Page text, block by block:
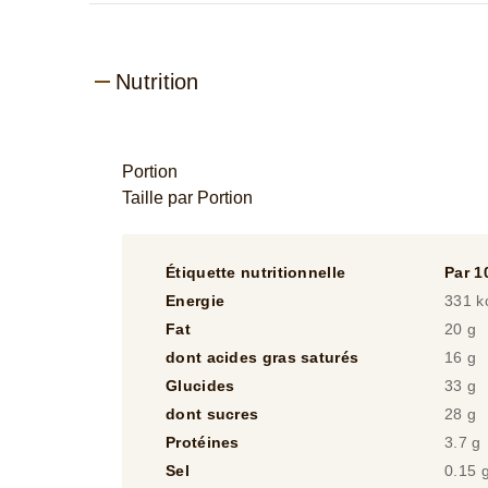
Nutrition
Portion
Taille par Portion
Étiquette nutritionnelle Par
Energie
331
Fat
20 g
dont acides gras saturés
16 g
Glucides
33 g
dont sucres
28 g
Protéines
3.7 g
Sel
0.15 g